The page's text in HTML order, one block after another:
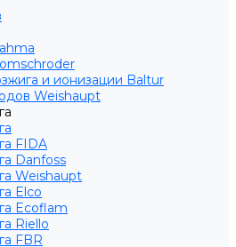
и ионизации Baltur
Weishaupt
FIDA
Danfoss
Weishaupt
Elco
Ecoflam
Riello
FBR